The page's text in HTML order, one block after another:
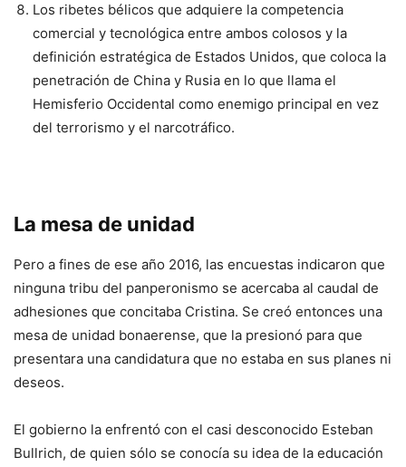
Los ribetes bélicos que adquiere la competencia
comercial y tecnológica entre ambos colosos y la
definición estratégica de Estados Unidos, que coloca la
penetración de China y Rusia en lo que llama el
Hemisferio Occidental como enemigo principal en vez
del terrorismo y el narcotráfico.
La mesa de unidad
Pero a fines de ese año 2016, las encuestas indicaron que
ninguna tribu del panperonismo se acercaba al caudal de
adhesiones que concitaba Cristina. Se creó entonces una
mesa de unidad bonaerense, que la presionó para que
presentara una candidatura que no estaba en sus planes ni
deseos.
El gobierno la enfrentó con el casi desconocido Esteban
Bullrich, de quien sólo se conocía su idea de la educación